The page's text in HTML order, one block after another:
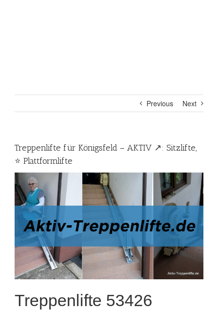
Previous Next
Treppenlifte für Königsfeld – AKTIV ↗️: Sitzlifte,
⭐ Plattformlifte
Treppenlifte 53426